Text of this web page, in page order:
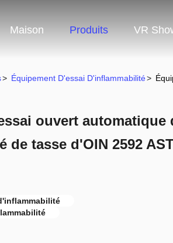
Maison Produits VR
> Équipement D'essai D'inflammabilité>
ouvert automatique
de tasse d'OIN 2592